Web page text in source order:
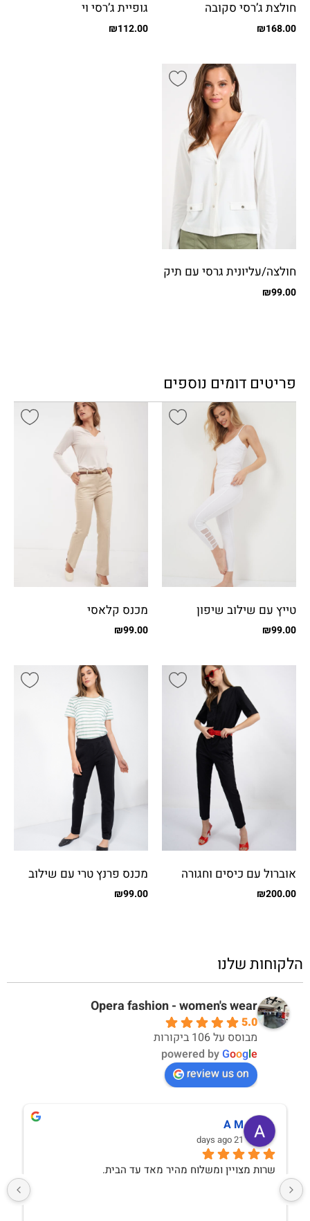
חולצת ג’רסי סקובה
₪168.00
גופיית ג’רסי וי
₪112.00
חולצה/עליונית גרסי עם תיק
תקים₪99.00
פריטים דומים נוספים
טייץ עם שילוב שיפון
₪99.00
מכנס קלאסי
₪99.00
אוברול עם כיסים וחגורה
₪200.00
מכנס פרנץ טרי עם שילוב
בצד ₪99.00
הלקוחות שלנו
Opera fashion - women's wear
5.0
מבוסס על 106 ביקורות
powered byGoogle
review us on
A M
21 days ago
שרות מצויין ומשלוח מהיר מאד עד הבית.